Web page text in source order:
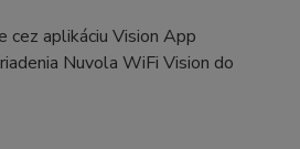
cez aplikáciu Vision App
Nuvola WiFi Vision do